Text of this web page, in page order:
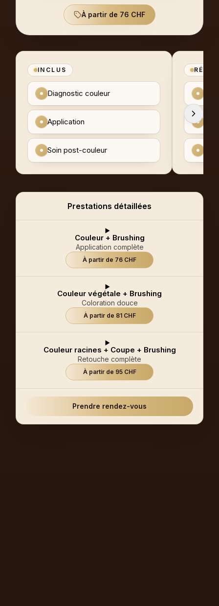
À partir de 76 CHF
INCLUS
Diagnostic couleur
Application
Soin post-couleur
Prestations détaillées
Couleur + Brushing
Application complète
À partir de 76 CHF
Couleur végétale + Brushing
Coloration douce
À partir de 81 CHF
Couleur racines + Coupe + Brushing
Retouche complète
À partir de 95 CHF
Prendre rendez-vous